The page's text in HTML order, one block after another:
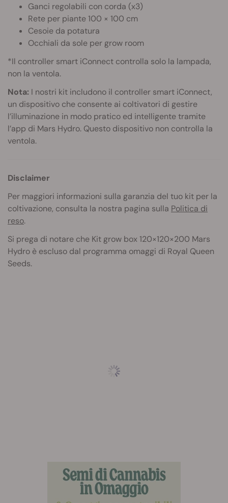
Ganci regolabili con corda (x3)
Rete per piante 100 × 100 cm
Cesoie da potatura
Occhiali da sole per grow room
*Il controller smart iConnect controlla solo la lampada,
non la ventola.
Nota: I nostri kit includono il controller smart iConnect,
un dispositivo che consente ai coltivatori di gestire
l’illuminazione in modo pratico ed intelligente tramite
l’app di Mars Hydro. Questo dispositivo non controlla la
ventola.
Disclaimer
Per maggiori informazioni sulla garanzia del tuo kit per la
coltivazione, consulta la nostra pagina sulla Politica di
reso.
Si prega di notare che Kit grow box 120×120×200 Mars
Hydro è escluso dal programma omaggi di Royal Queen
Seeds.